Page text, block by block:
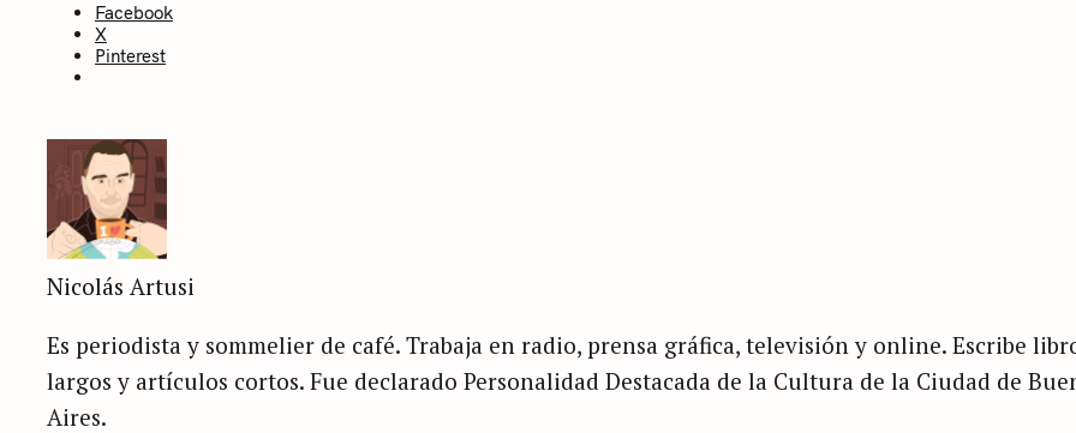
Facebook
X
Pinterest
Nicolás Artusi
Es periodista y sommelier de café. Trabaja en radio, prensa gráfica, televisión y online. Escribe
largos y artículos cortos. Fue declarado Personalidad Destacada de la Cultura de la Ciudad de
Aires.